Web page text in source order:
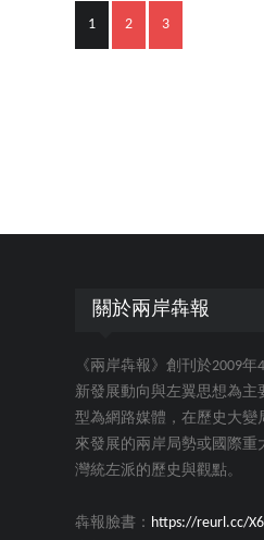
1 2 3
關於兩岸犇報
《兩岸犇報》創刊於2009
新發展動向與左翼思想為主
型為網路媒體，在歷史大變
來發展的兩岸局勢或國際重
灣統左派的歷史與觀點。
犇報臉書： https://reurl.cc/